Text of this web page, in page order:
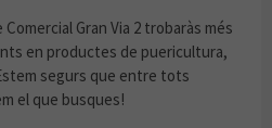
Gran Via 2 trobaràs més
en productes de puericultura,
segurs que entre tots
el que busques!